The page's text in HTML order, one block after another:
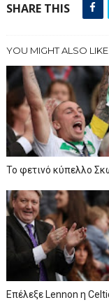
SHARE THIS
YOU MIGHT ALSO LIKE
To φετινό κύπελλο
Επέλεξε Lennon η